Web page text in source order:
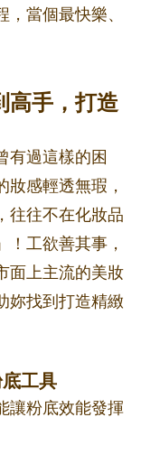
當個最快樂、
高手，打造
有過這樣的困
妝感輕透無瑕，
往往不在化妝品
！工欲善其事，
面上主流的美妝
妳找到打造精緻
工具
讓粉底效能發揮